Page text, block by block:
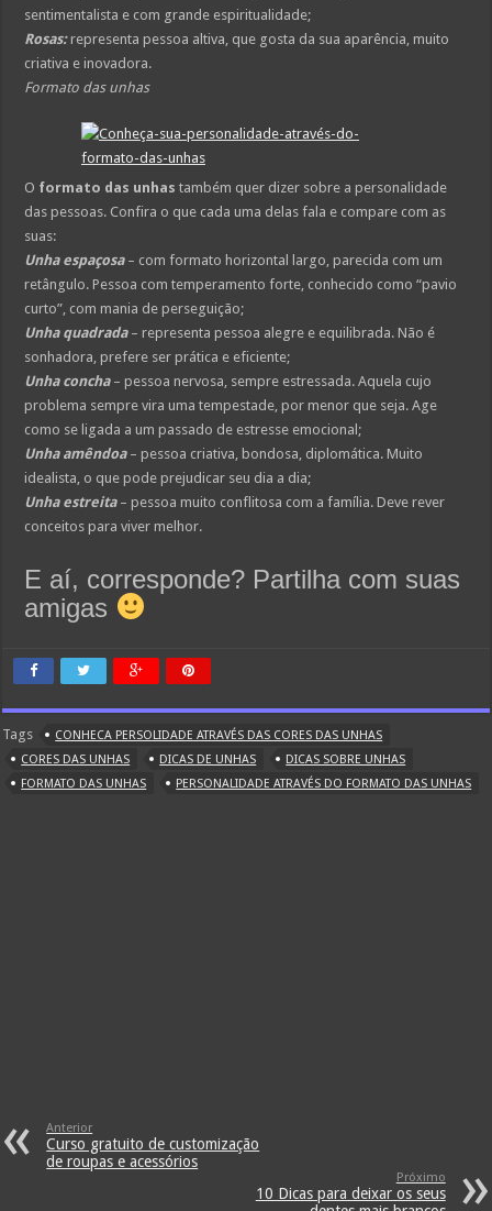
sentimentalista e com grande espiritualidade;
Rosas: representa pessoa altiva, que gosta da sua aparência, muito
criativa e inovadora.
Formato das unhas
O formato das unhas também quer dizer sobre a personalidade
das pessoas. Confira o que cada uma delas fala e compare com as
suas:
Unha espaçosa – com formato horizontal largo, parecida com um
retângulo. Pessoa com temperamento forte, conhecido como “pavio
curto”, com mania de perseguição;
Unha quadrada – representa pessoa alegre e equilibrada. Não é
sonhadora, prefere ser prática e eficiente;
Unha concha – pessoa nervosa, sempre estressada. Aquela cujo
problema sempre vira uma tempestade, por menor que seja. Age
como se ligada a um passado de estresse emocional;
Unha amêndoa– pessoa criativa, bondosa, diplomática. Muito
idealista, o que pode prejudicar seu dia a dia;
Unha estreita – pessoa muito conflitosa com a família. Deve rever
conceitos para viver melhor.
E aí, corresponde? Partilha com suas
amigas
Tags
CONHECA PERSOLIDADE ATRAVÉS DAS CORES DAS UNHAS
CORES DAS UNHAS
DICAS DE UNHAS
DICAS SOBRE UNHAS
FORMATO DAS UNHAS
PERSONALIDADE ATRAVÉS DO FORMATO DAS UNHAS
Anterior
Curso gratuito de customização
de roupas e acessórios
Próximo
10 Dicas para deixar os seus